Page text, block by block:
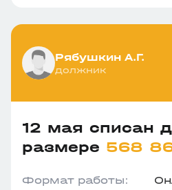
Рябушкин А.Г.
должник
12 мая списан
размере 568
Формат работы: